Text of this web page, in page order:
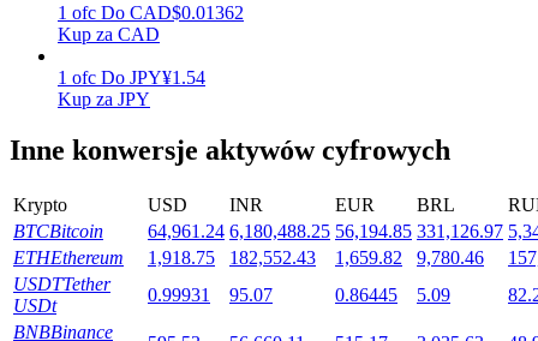
Elastyczne stawianie zakładów, aby zarabiać na popularnych
tokenach
1 ofc Do CAD$0.01362
Kup za CAD
1 ofc Do JPY¥1.54
Kup za JPY
Inne konwersje aktywów cyfrowych
Krypto USD INR EUR BRL
BTCBitcoin 64,961.24 6,180,488.25 56,194.85 331,126.97
ETHEthereum 1,918.75 182,552.43 1,659.82 9,780.46
USDTTether
USDt
0.99931 95.07 0.86445 5.09
BNBBinance